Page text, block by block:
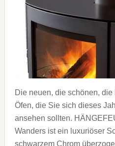
Die neuen, die schönen,
Öfen, die Sie sich dieses
ansehen sollten.
Wanders ist ein luxuriöser
schwarzem Chrom